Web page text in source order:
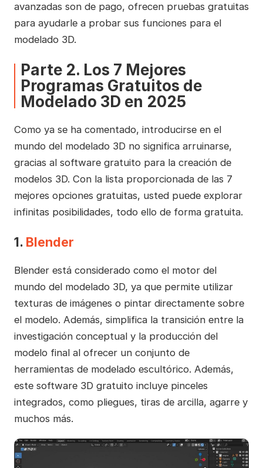
avanzadas son de pago, ofrecen pruebas gratuitas
para ayudarle a probar sus funciones para el
modelado 3D.
Parte 2. Los 7 Mejores
Programas Gratuitos de
Modelado 3D en 2025
Como ya se ha comentado, introducirse en el
mundo del modelado 3D no significa arruinarse,
gracias al software gratuito para la creación de
modelos 3D. Con la lista proporcionada de las 7
mejores opciones gratuitas, usted puede explorar
infinitas posibilidades, todo ello de forma gratuita.
1. Blender
Blender está considerado como el motor del
mundo del modelado 3D, ya que permite utilizar
texturas de imágenes o pintar directamente sobre
el modelo. Además, simplifica la transición entre la
investigación conceptual y la producción del
modelo final al ofrecer un conjunto de
herramientas de modelado escultórico. Además,
este software 3D gratuito incluye pinceles
integrados, como pliegues, tiras de arcilla, agarre y
muchos más.